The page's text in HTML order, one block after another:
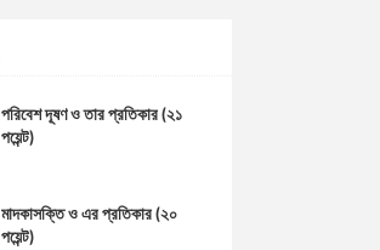
পরিবেশ দূষণ ও তার প্রতিকার (২১
পয়েন্ট)
মাদকাসক্তি ও এর প্রতিকার (২০
পয়েন্ট)